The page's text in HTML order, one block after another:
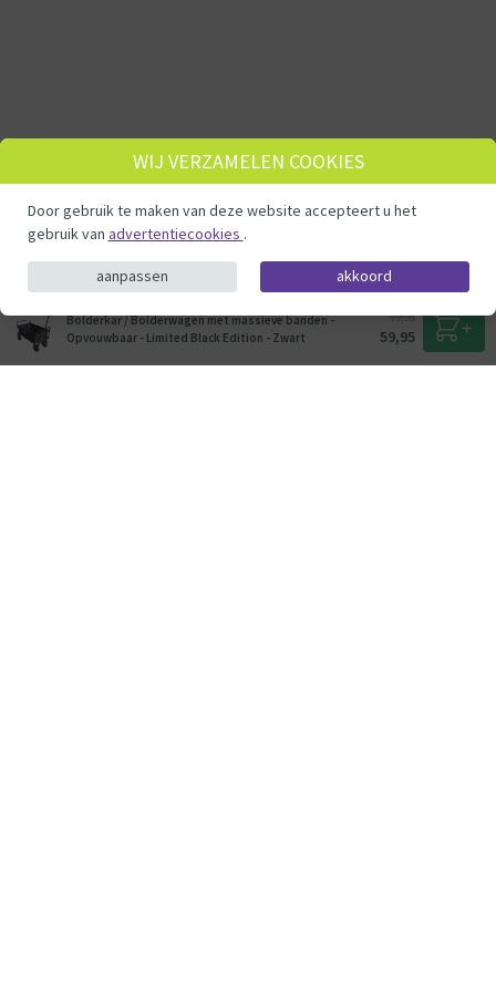
Bolderkar / Bolderwagen met massieve banden -
Opvouwbaar - Limited Black Edition - Zwart
79,95
59,95
WIJ VERZAMELEN COOKIES
Door gebruik te maken van deze website accepteert u het
gebruik van advertentiecookies .
aanpassen akkoord